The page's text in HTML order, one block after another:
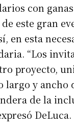
con
este gran
en esta
“Los
proyecto,
largo y ancho
de la
DeLuca.